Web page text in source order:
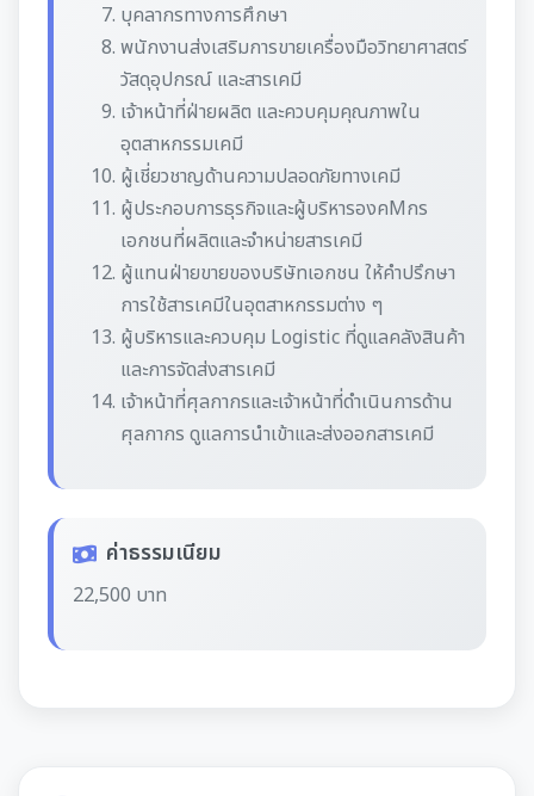
บุคลากรทางการศึกษา
พนักงานส่งเสริมการขายเครื่องมือวิทยาศาสตร์
วัสดุอุปกรณ์ และสารเคมี
เจ้าหน้าที่ฝ่ายผลิต และควบคุมคุณภาพใน
อุตสาหกรรมเคมี
ผู้เชี่ยวชาญด้านความปลอดภัยทางเคมี
ผู้ประกอบการธุรกิจและผู้บริหารองคMกร
เอกชนที่ผลิตและจำหน่ายสารเคมี
ผู้แทนฝ่ายขายของบริษัทเอกชน ให้คำปรึกษา
การใช้สารเคมีในอุตสาหกรรมต่าง ๆ
ผู้บริหารและควบคุม Logistic ที่ดูแลคลังสินค้า
และการจัดส่งสารเคมี
เจ้าหน้าที่ศุลกากรและเจ้าหน้าที่ดำเนินการด้าน
ศุลกากร ดูแลการนำเข้าและส่งออกสารเคมี
ค่าธรรมเนียม
22,500 บาท